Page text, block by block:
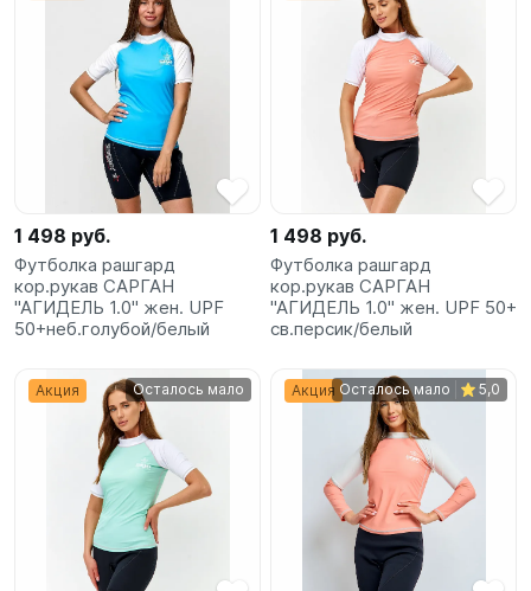
1 498 руб.
Футболка рашгард
кор.рукав САРГАН
"АГИДЕЛЬ 1.0" жен. UPF
50+неб.голубой/белый
1 498 руб.
Футболка рашгард
кор.рукав САРГАН
"АГИДЕЛЬ 1.0" жен. UPF 50+
св.персик/белый
Акция Осталось мало Акция Осталось мало 5,0